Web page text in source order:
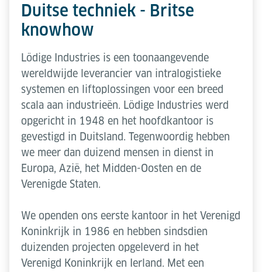
Duitse techniek - Britse
knowhow
Lödige Industries is een toonaangevende
wereldwijde leverancier van intralogistieke
systemen en liftoplossingen voor een breed
scala aan industrieën. Lödige Industries werd
opgericht in 1948 en het hoofdkantoor is
gevestigd in Duitsland. Tegenwoordig hebben
we meer dan duizend mensen in dienst in
Europa, Azië, het Midden-Oosten en de
Verenigde Staten.
We openden ons eerste kantoor in het Verenigd
Koninkrijk in 1986 en hebben sindsdien
duizenden projecten opgeleverd in het
Verenigd Koninkrijk en Ierland. Met een